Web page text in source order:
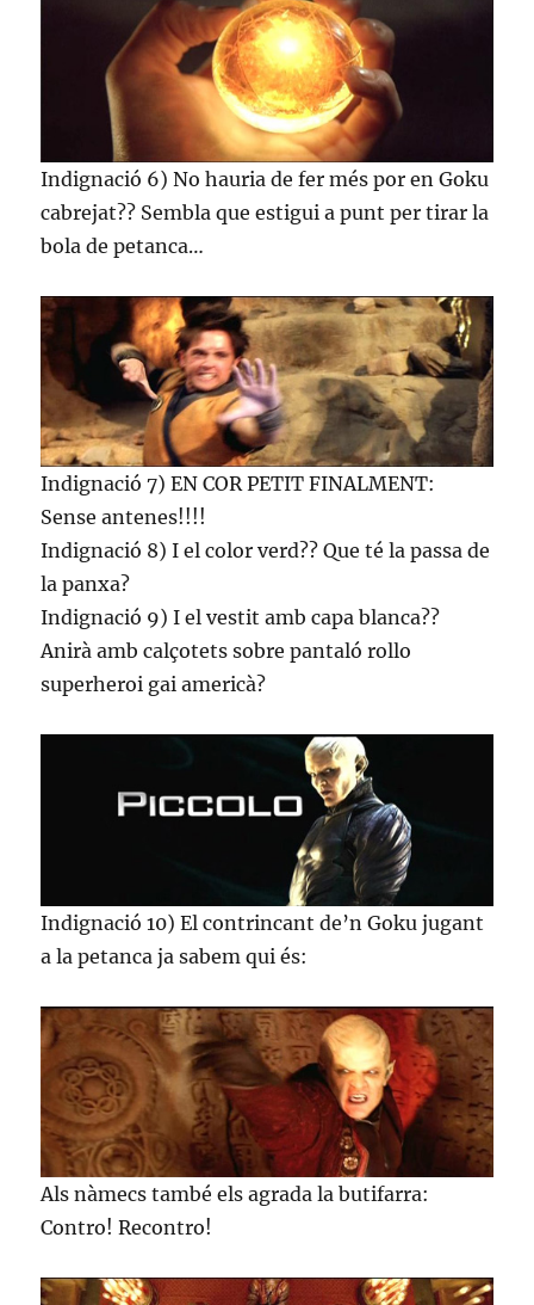
Indignació 6) No hauria de fer més por en Goku
cabrejat?? Sembla que estigui a punt per tirar la
bola de petanca…
Indignació 7) EN COR PETIT FINALMENT:
Sense antenes!!!!
Indignació 8) I el color verd?? Que té la passa de
la panxa?
Indignació 9) I el vestit amb capa blanca??
Anirà amb calçotets sobre pantaló rollo
superheroi gai americà?
Indignació 10) El contrincant de’n Goku jugant
a la petanca ja sabem qui és:
Als nàmecs també els agrada la butifarra:
Contro! Recontro!